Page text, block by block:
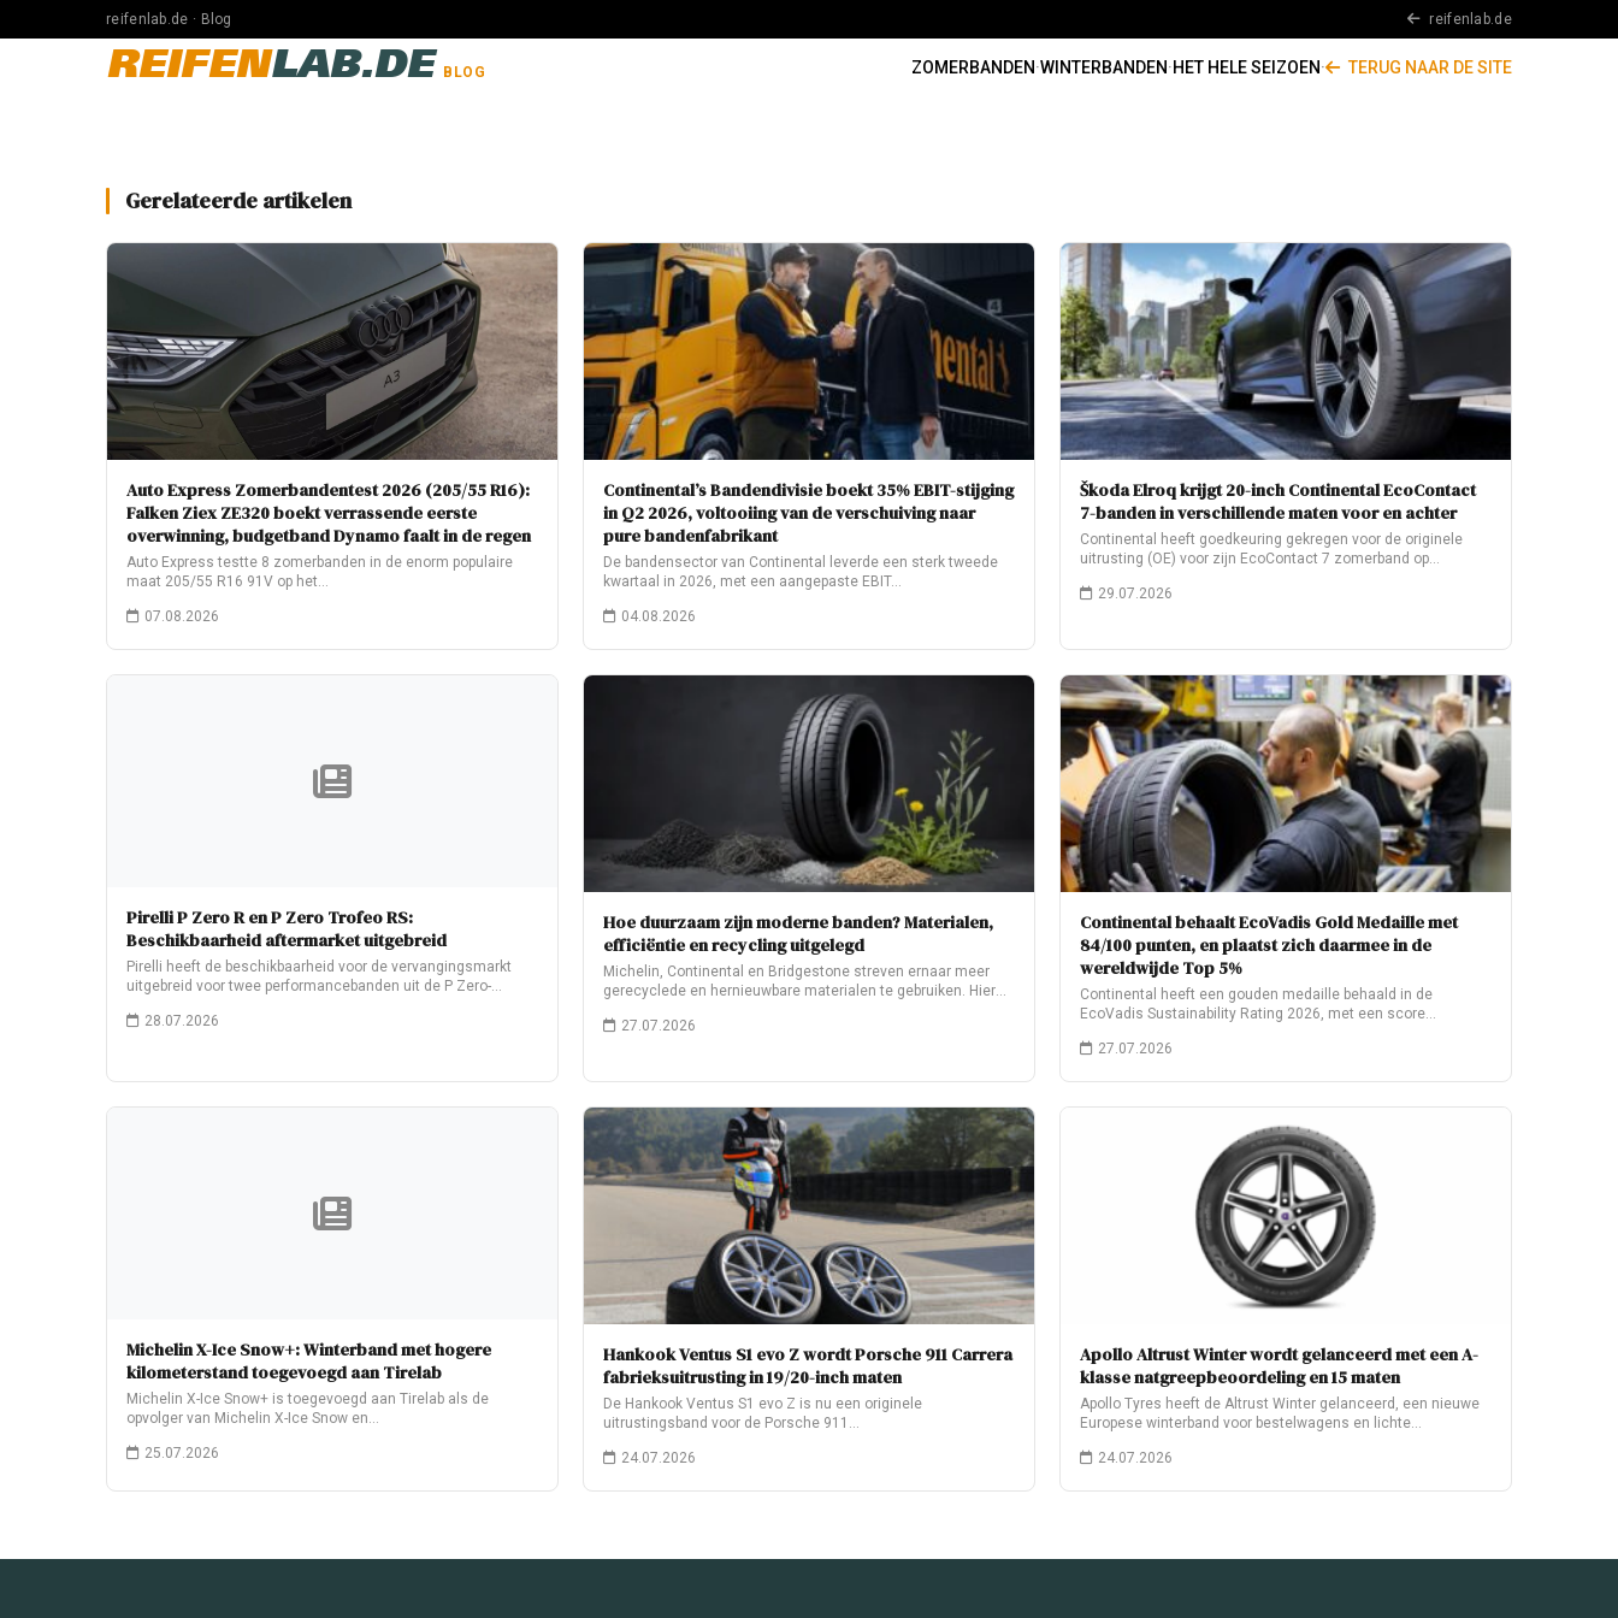
reifenlab.de · Blog reifenlab.de
REIFENLAB.DE BLOG ZOMERBANDEN·WINTERBANDEN·HET HELE SEIZOEN· TERUG NAAR DE SITE
Gerelateerde artikelen
Auto Express Zomerbandentest 2026 (205/55 R16):
Falken Ziex ZE320 boekt verrassende eerste
overwinning, budgetband Dynamo faalt in de regen
Auto Express testte 8 zomerbanden in de enorm populaire
maat 205/55 R16 91V op het…
07.08.2026
Continental’s Bandendivisie boekt 35% EBIT-stijging
in Q2 2026, voltooiing van de verschuiving naar
pure bandenfabrikant
De bandensector van Continental leverde een sterk tweede
kwartaal in 2026, met een aangepaste EBIT…
04.08.2026
Škoda Elroq krijgt 20-inch Continental EcoContact
7-banden in verschillende maten voor en achter
Continental heeft goedkeuring gekregen voor de originele
uitrusting (OE) voor zijn EcoContact 7 zomerband op…
29.07.2026
Pirelli P Zero R en P Zero Trofeo RS:
Beschikbaarheid aftermarket uitgebreid
Pirelli heeft de beschikbaarheid voor de vervangingsmarkt
uitgebreid voor twee performancebanden uit de P Zero-
28.07.2026
Hoe duurzaam zijn moderne banden? Materialen,
efficiëntie en recycling uitgelegd
Michelin, Continental en Bridgestone streven ernaar meer
gerecyclede en hernieuwbare materialen te gebruiken. Hier
27.07.2026
Continental behaalt EcoVadis Gold Medaille met
84/100 punten, en plaatst zich daarmee in de
wereldwijde Top 5%
Continental heeft een gouden medaille behaald in de
EcoVadis Sustainability Rating 2026, met een score…
27.07.2026
Michelin X-Ice Snow+: Winterband met hogere
kilometerstand toegevoegd aan Tirelab
Michelin X-Ice Snow+ is toegevoegd aan Tirelab als de
opvolger van Michelin X-Ice Snow en…
25.07.2026
Hankook Ventus S1 evo Z wordt Porsche 911 Carrera
fabrieksuitrusting in 19/20-inch maten
De Hankook Ventus S1 evo Z is nu een originele
uitrustingsband voor de Porsche 911…
24.07.2026
Apollo Altrust Winter wordt gelanceerd met een A-
klasse natgreepbeoordeling en 15 maten
Apollo Tyres heeft de Altrust Winter gelanceerd, een nieuwe
Europese winterband voor bestelwagens en lichte…
24.07.2026